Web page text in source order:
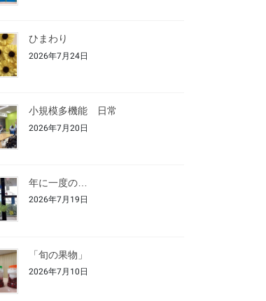
ひまわり
2026年7月24日
小規模多機能 日常
2026年7月20日
年に一度の…
2026年7月19日
「旬の果物」
2026年7月10日